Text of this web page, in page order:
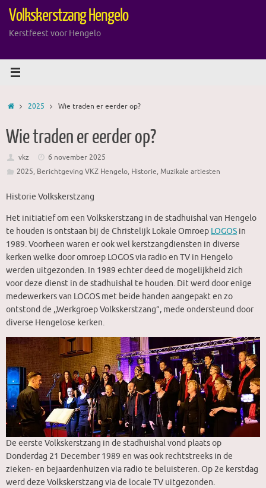
naarVolkskerstzang Hengelo
Kerstfeest voor Hengelo
Home2025 Wie traden er eerder op?
Wie traden er eerder op?
vkz
6 november 2025
2025, Berichtgeving VKZ Hengelo, Historie, Muzikale artiesten
Historie Volkskerstzang
Het initiatief om een Volkskerstzang in de stadhuishal van Hengelo
te houden is ontstaan bij de Christelijk Lokale Omroep LOGOS in
1989. Voorheen waren er ook wel kerstzangdiensten in diverse
kerken welke door omroep LOGOS via radio en TV in Hengelo
werden uitgezonden. In 1989 echter deed de mogelijkheid zich
voor deze dienst in de stadhuishal te houden. Dit werd door enige
medewerkers van LOGOS met beide handen aangepakt en zo
ontstond de ,,Werkgroep Volkskerstzang”, mede ondersteund door
diverse Hengelose kerken.
De eerste Volkskerstzang in de stadhuishal vond plaats op
Donderdag 21 December 1989 en was ook rechtstreeks in de
zieken- en bejaardenhuizen via radio te beluisteren. Op 2e kerstdag
werd deze Volkskerstzang via de locale TV uitgezonden.